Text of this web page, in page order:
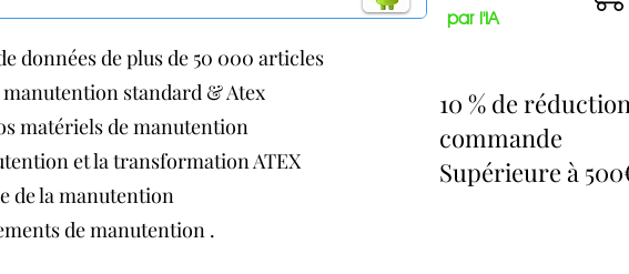
données de plus de 50 000 articles
manutention standard & Atex
matériels de manutention
et la transformation ATEX
de la manutention
de manutention .
par l'IA
10 % de
commande
Supérieure à